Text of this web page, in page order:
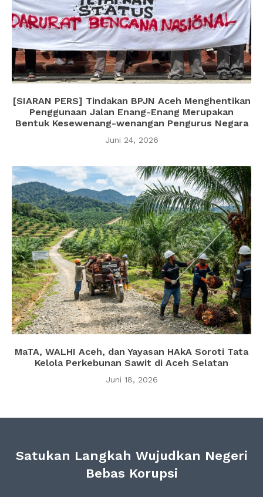
[SIARAN PERS] Tindakan BPJN Aceh Menghentikan
Penggunaan Jalan Enang-Enang Merupakan
Bentuk Kesewenang-wenangan Pengurus Negara
Juni 24, 2026
MaTA, WALHI Aceh, dan Yayasan HAkA Soroti Tata
Kelola Perkebunan Sawit di Aceh Selatan
Juni 18, 2026
Satukan Langkah Wujudkan Negeri
Bebas Korupsi